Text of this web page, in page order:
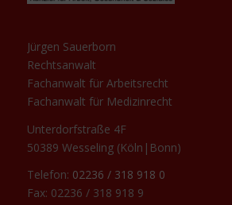
Jürgen Sauerborn
Rechtsanwalt
Fachanwalt für Arbeitsrecht
Fachanwalt für Medizinrecht
Unterdorfstraße 4F
50389 Wesseling (Köln|Bonn)
Telefon: 02236 / 318 918 0
Fax: 02236 / 318 918 9